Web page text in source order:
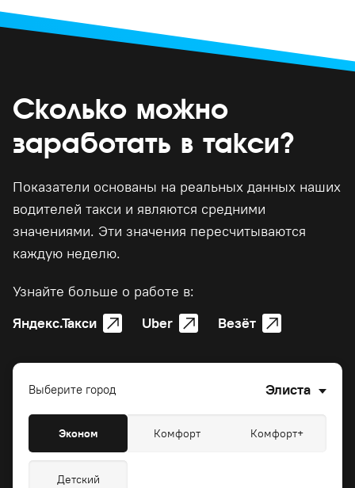
Сколько можно
заработать в такси?
Показатели основаны на реальных данных наших
водителей такси и являются средними
значениями. Эти значения пересчитываются
каждую неделю.
Узнайте больше о работе в:
Яндекс.Такси
Uber Везёт
Выберите город Элиста
Эконом Комфорт Комфорт+
Детский